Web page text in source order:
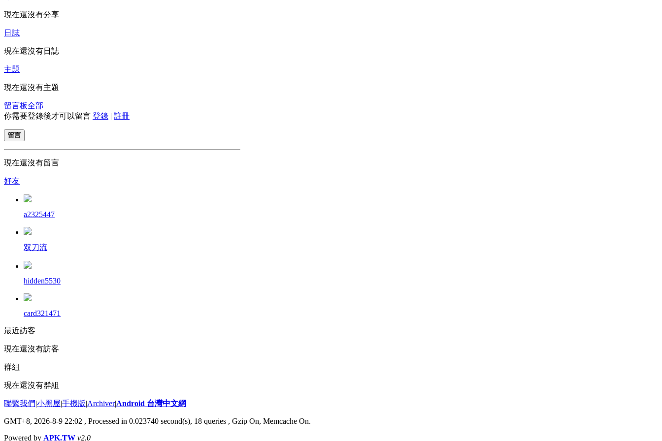
現在還沒有分享
日誌
現在還沒有日誌
主題
現在還沒有主題
留言板全部
你需要登錄後才可以留言 登錄 | 註冊
留言
現在還沒有留言
好友
a2325447
双刀流
hidden5530
card321471
最近訪客
現在還沒有訪客
群組
現在還沒有群組
聯繫我們|小黑屋|手機版|Archiver|Android 台灣中文網
GMT+8, 2026-8-9 22:02 , Processed in 0.023740 second(s), 18 queries , Gzip On, Memcache On.
Powered by APK.TW v2.0